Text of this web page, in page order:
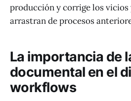
producción y corrige los vicios
arrastran de procesos
La importancia de
documental en el
workflows